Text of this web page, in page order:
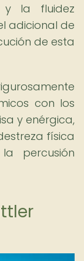
y la fluidez
adicional de
de esta
con los
y enérgica,
física
percusión